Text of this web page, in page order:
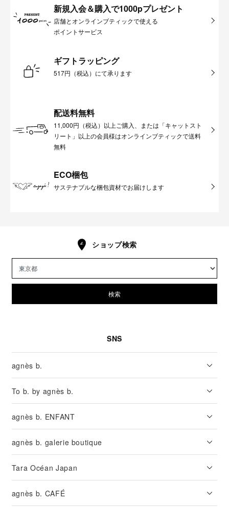
新規入会＆購入で1000pプレゼント
店舗とオンラインブティックで使える
ポイントサービス
ギフトラッピング
517円（税込）にて承ります
配送料無料
11,000円（税込）以上ご購入、または「キャットスト
リート」以上の会員様はオンラインブティックで送料
無料
ECO梱包
サステナブルな梱包資材でお届けします
ショップ検索
検索
SNS
agnès b.
To b. by agnès b.
agnès b. ENFANT
agnès b. galerie boutique
Tara Océan Japan
agnès b. CAFÉ